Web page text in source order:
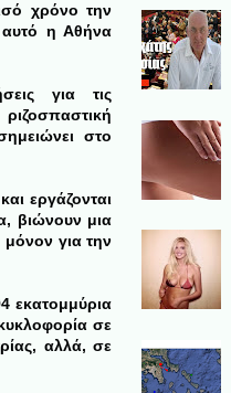
χρόνο την
η Αθήνα
για τις
στο
εργάζονται
βιώνουν μια
για την
εκατομμύρια
σε
αλλά, σε